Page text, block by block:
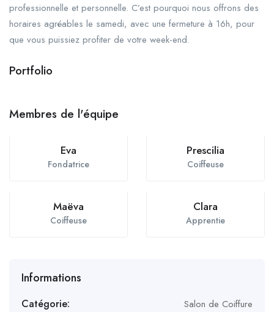
professionnelle et personnelle. C’est pourquoi nous offrons des
horaires agréables le samedi, avec une fermeture à 16h, pour
que vous puissiez profiter de votre week-end.
Portfolio
Membres de l'équipe
Eva
Fondatrice
Prescilia
Coiffeuse
Maëva
Coiffeuse
Clara
Apprentie
Informations
Catégorie: Salon de Coiffure